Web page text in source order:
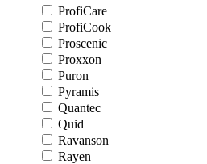
ProfiCare
ProfiCook
Proscenic
Proxxon
Puron
Pyramis
Quantec
Quid
Ravanson
Rayen